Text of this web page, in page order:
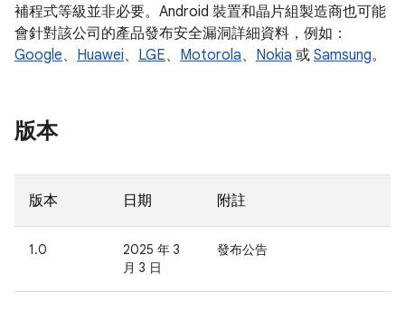
補程式等級並非必要。Android 裝置和晶片組製造商也可能
會針對該公司的產品發布安全漏洞詳細資料，例如：
Google、 Huawei、 LGE、 Motorola、 Nokia 或 Samsung。
版本
版本 日期 附註
1.0
2025 年 3
月 3 日
發布公告